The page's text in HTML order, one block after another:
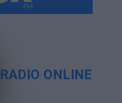
RADIO ONLINE